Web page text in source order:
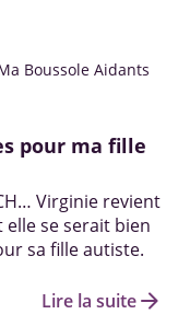
Boussole Aidants
pour ma fille
Virginie revient
se serait bien
sa fille autiste.
Lire la suitearrow_forward